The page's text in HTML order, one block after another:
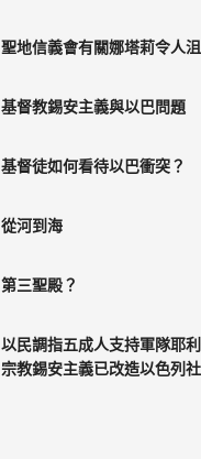
聖地信義會有關娜塔莉令人
基督教錫安主義與以巴問題
基督徒如何看待以巴衝突？
從河到海
第三聖殿？
以民調指五成人支持軍隊耶
宗教錫安主義已改造以色列